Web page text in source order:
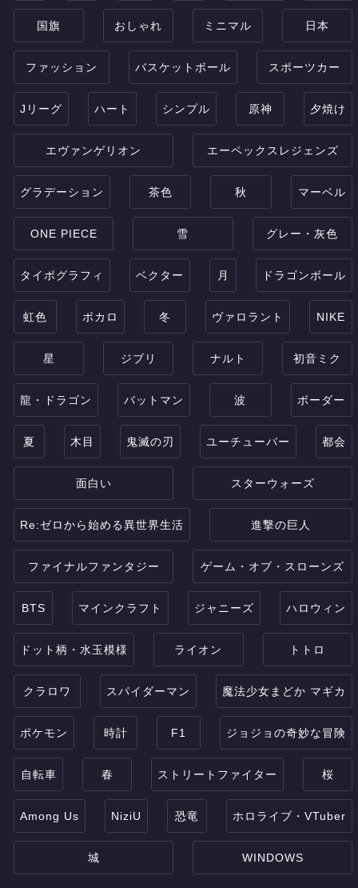
国旗 おしゃれ ミニマル 日本
ファッション バスケットボール スポーツカー
Jリーグ ハート シンプル 原神 夕焼け
エヴァンゲリオン エーペックスレジェンズ
グラデーション 茶色 秋 マーベル
ONE PIECE 雪 グレー・灰色
タイポグラフィ ベクター 月 ドラゴンボール
虹色 ボカロ 冬 ヴァロラント NIKE
星 ジブリ ナルト 初音ミク
龍・ドラゴン バットマン 波 ボーダー
夏 木目 鬼滅の刃 ユーチューバー 都会
面白い スターウォーズ
Re:ゼロから始める異世界生活 進撃の巨人
ファイナルファンタジー ゲーム・オブ・スローンズ
BTS マインクラフト ジャニーズ ハロウィン
ドット柄・水玉模様 ライオン トトロ
クラロワ スパイダーマン 魔法少女まどか マギカ
ポケモン 時計 F1 ジョジョの奇妙な冒険
自転車 春 ストリートファイター 桜
Among Us NiziU 恐竜 ホロライブ・VTuber
城 WINDOWS